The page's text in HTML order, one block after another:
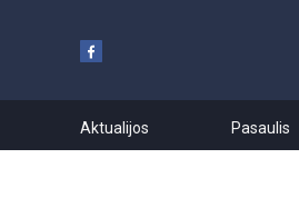
Aktualijos Pasaulis